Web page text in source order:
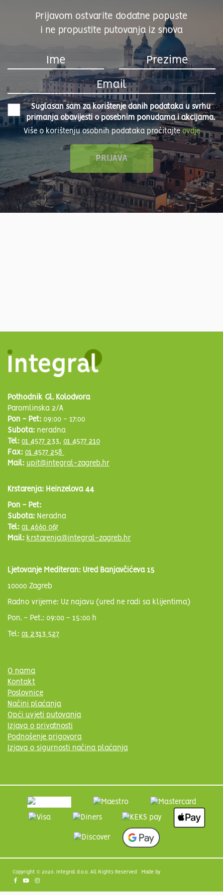
Prijavom ostvarite dodatne popuste
i ne propustite putovanja iz snova
Suglasan sam za korištenje danih podataka u svrhu
primanja obavijesti o posebnim ponudama i akcijama.
Više o korištenju osobnih podataka pročitajteovdje
Pothodnik Gl. Kolodvora
Paromlinska 2/A
Pon - Pet: 09:00 - 17:00
Subota: neradna
Tel: 01 4577 233, 01 4577 210
Fax: 01 4577 258
Mail: upit@integral-zagreb.hr
Krstarenja: Heinzelova 44
Pon - Pet:
Subota: Neradna
Tel: 01 4660 067
Mail: krstarenja@integral-zagreb.hr
Ljetovanje Mediteran: Ured Banjavčićeva 15
10000 Zagreb
Radno vrijeme: Uz najavu (ured ne radi sa klijentima)
Pon. - Pet.: 09:00 - 15:00 h
Tel: 01 2313 527
O nama
Kontakt
Poslovnice
Načini plaćanja
Opći uvjeti putovanja
Izjava o privatnosti
Podnošenje prigovora
Izjava o sigurnosti načina plaćanja
Copyright © 2020. Integral d.o.o. All Rights Reserved Made by